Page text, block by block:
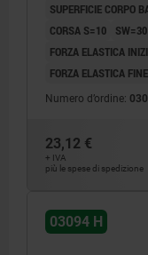
SUPERFICIE CORPO
CORSA S=10
SW=30
FORZA ELASTICA
FORZA ELASTICA
Numero d’ordine:
23,12 €
+ IVA
più le spese di spedizione
03094 H